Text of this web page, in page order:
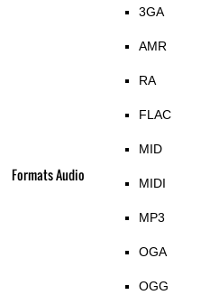
Formats Audio
3GA
AMR
RA
FLAC
MID
MIDI
MP3
OGA
OGG